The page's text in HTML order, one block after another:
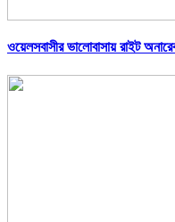
ওয়েলসবাসীর ভালোবাসায় রাইট